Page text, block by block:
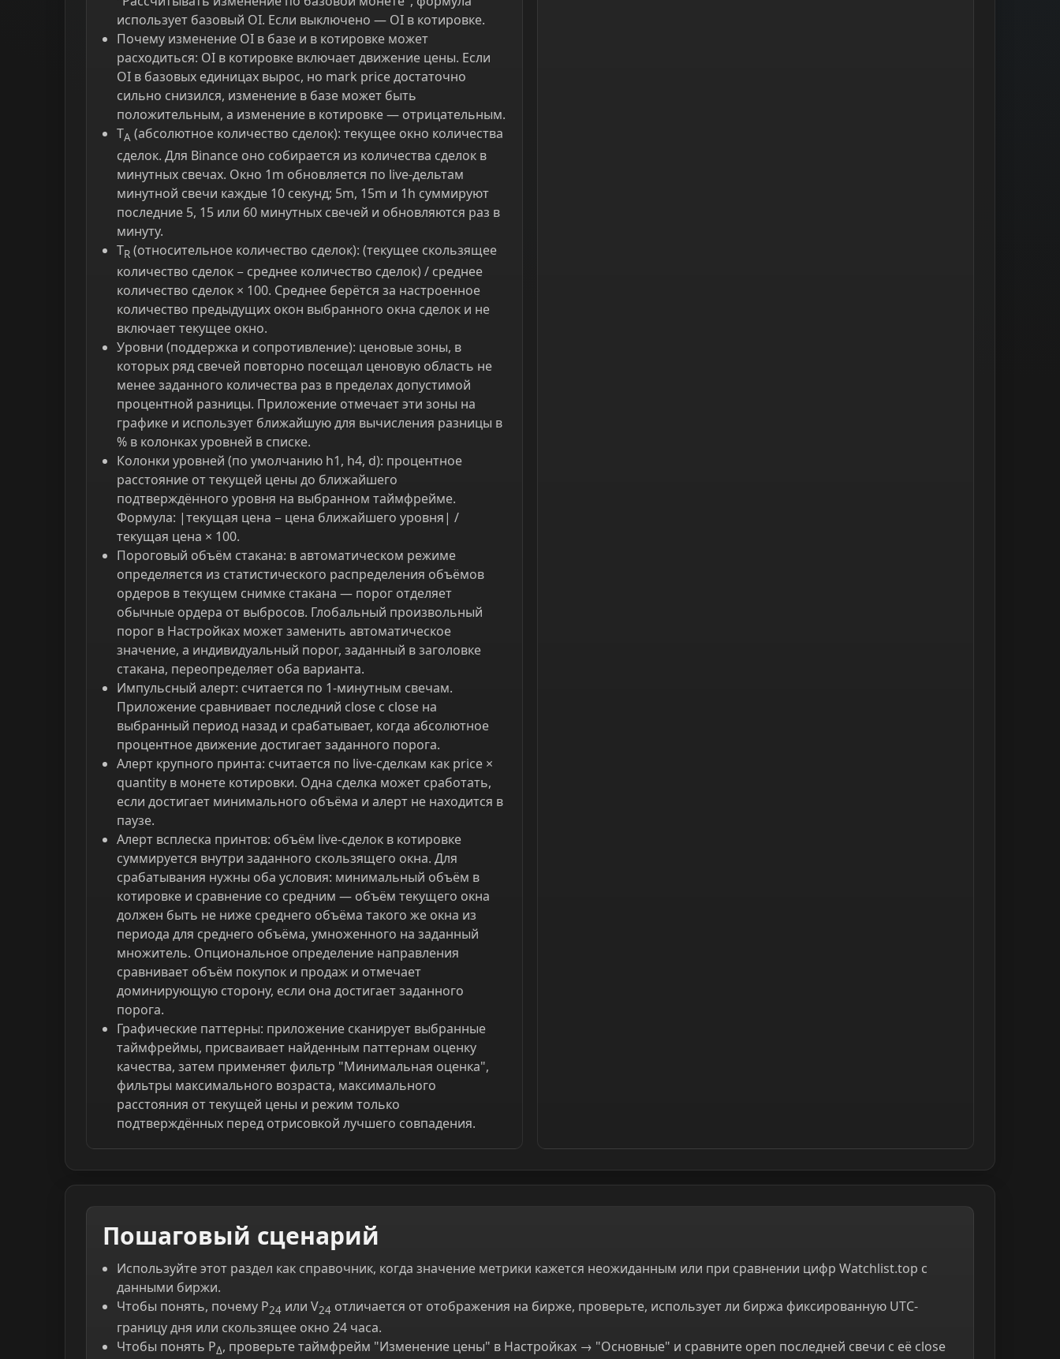
использует базовый OI. Если выключено — OI в котировке.
Почему изменение OI в базе и в котировке может
расходиться: OI в котировке включает движение цены. Если
OI в базовых единицах вырос, но mark price достаточно
сильно снизился, изменение в базе может быть
положительным, а изменение в котировке — отрицательным.
TA (абсолютное количество сделок): текущее окно количества
сделок. Для Binance оно собирается из количества сделок в
минутных свечах. Окно 1m обновляется по live-дельтам
минутной свечи каждые 10 секунд; 5m, 15m и 1h суммируют
последние 5, 15 или 60 минутных свечей и обновляются раз в
минуту.
TR (относительное количество сделок): (текущее скользящее
количество сделок − среднее количество сделок) / среднее
количество сделок × 100. Среднее берётся за настроенное
количество предыдущих окон выбранного окна сделок и не
включает текущее окно.
Уровни (поддержка и сопротивление): ценовые зоны, в
которых ряд свечей повторно посещал ценовую область не
менее заданного количества раз в пределах допустимой
процентной разницы. Приложение отмечает эти зоны на
графике и использует ближайшую для вычисления разницы в
% в колонках уровней в списке.
Колонки уровней (по умолчанию h1, h4, d): процентное
расстояние от текущей цены до ближайшего
подтверждённого уровня на выбранном таймфрейме.
Формула: |текущая цена − цена ближайшего уровня| /
текущая цена × 100.
Пороговый объём стакана: в автоматическом режиме
определяется из статистического распределения объёмов
ордеров в текущем снимке стакана — порог отделяет
обычные ордера от выбросов. Глобальный произвольный
порог в Настройках может заменить автоматическое
значение, а индивидуальный порог, заданный в заголовке
стакана, переопределяет оба варианта.
Импульсный алерт: считается по 1-минутным свечам.
Приложение сравнивает последний close с close на
выбранный период назад и срабатывает, когда абсолютное
процентное движение достигает заданного порога.
Алерт крупного принта: считается по live-сделкам как price ×
quantity в монете котировки. Одна сделка может сработать,
если достигает минимального объёма и алерт не находится в
паузе.
Алерт всплеска принтов: объём live-сделок в котировке
суммируется внутри заданного скользящего окна. Для
срабатывания нужны оба условия: минимальный объём в
котировке и сравнение со средним — объём текущего окна
должен быть не ниже среднего объёма такого же окна из
периода для среднего объёма, умноженного на заданный
множитель. Опциональное определение направления
сравнивает объём покупок и продаж и отмечает
доминирующую сторону, если она достигает заданного
порога.
Графические паттерны: приложение сканирует выбранные
таймфреймы, присваивает найденным паттернам оценку
качества, затем применяет фильтр "Минимальная оценка",
фильтры максимального возраста, максимального
расстояния от текущей цены и режим только
подтверждённых перед отрисовкой лучшего совпадения.
Пошаговый сценарий
Используйте этот раздел как справочник, когда значение метрики кажется неожиданным или при сравнении цифр Watchlist.top с
данными биржи.
Чтобы понять, почему P24 или V24 отличается от отображения на бирже, проверьте, использует ли биржа фиксированную UTC-
границу дня или скользящее окно 24 часа.
Чтобы понять PΔ, проверьте таймфрейм "Изменение цены" в Настройках → "Основные" и сравните open последней свечи с её close